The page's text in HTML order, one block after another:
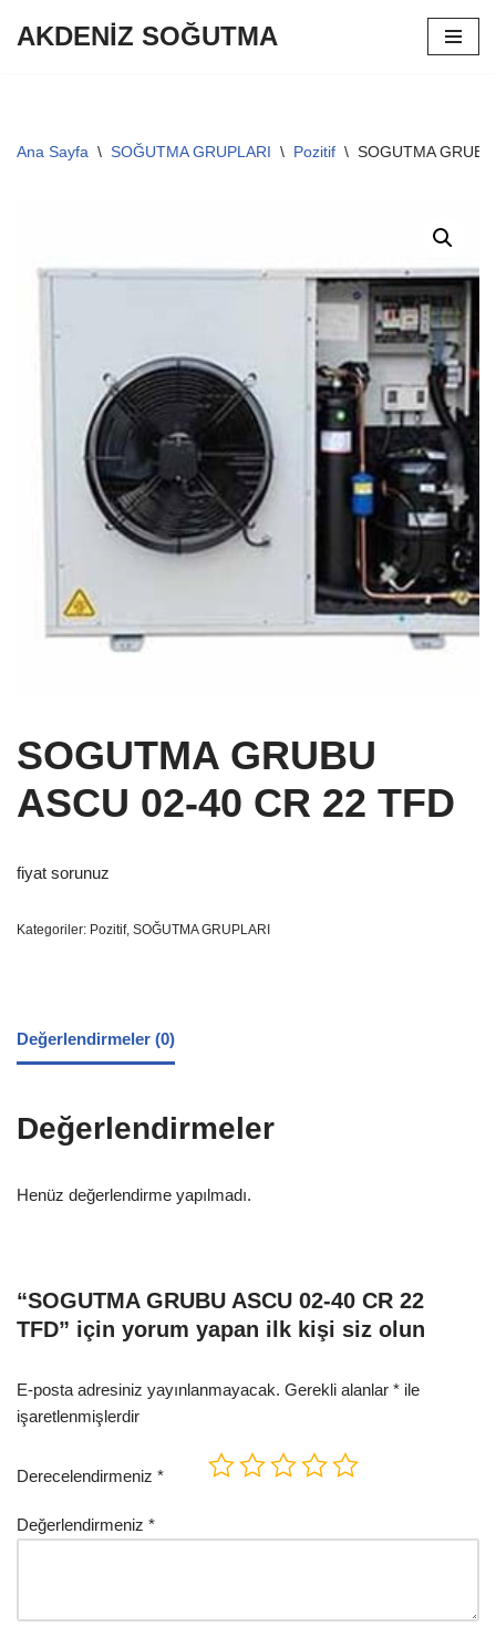
AKDENİZ SOĞUTMA
Ana Sayfa \ SOĞUTMA GRUPLARI \ Pozitif \ SOGUTMA
SOGUTMA GRUBU
ASCU 02-40 CR 22 TFD
fiyat sorunuz
Kategoriler: Pozitif, SOĞUTMA GRUPLARI
Değerlendirmeler (0)
Değerlendirmeler
Henüz değerlendirme yapılmadı.
“SOGUTMA GRUBU ASCU 02-40 CR 22
TFD” için yorum yapan ilk kişi siz olun
E-posta adresiniz yayınlanmayacak. Gerekli alanlar * ile
işaretlenmişlerdir
Derecelendirmeniz *
Değerlendirmeniz *